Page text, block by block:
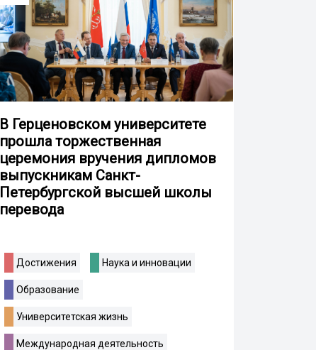
В Герценовском университете
прошла торжественная
церемония вручения дипломов
выпускникам Санкт-
Петербургской высшей школы
перевода
Достижения Наука и инновации
Образование
Университетская жизнь
Международная деятельность